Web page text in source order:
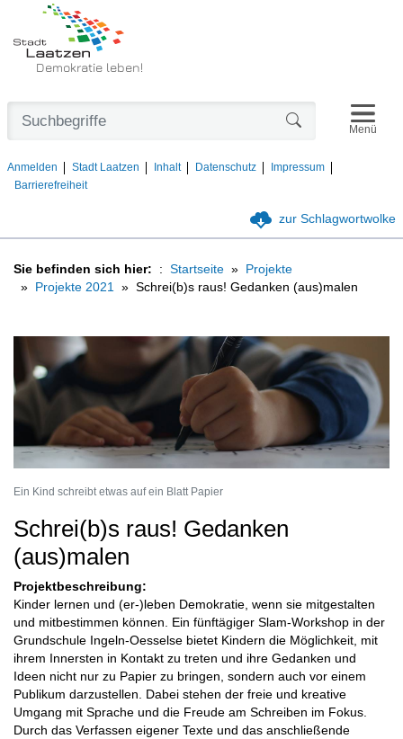
Demokratie leben!
Anmelden Stadt Laatzen Inhalt Datenschutz
Impressum
Barrierefreiheit
Menü
zur Schlagwortwolke
Sie befinden sich hier: Startseite
Projekte
Projekte 2021
Schrei(b)s raus! Gedanken (aus)malen
Ein Kind schreibt etwas auf ein Blatt Papier
Schrei(b)s raus! Gedanken
(aus)malen
Projektbeschreibung:
Kinder lernen und (er-)leben Demokratie, wenn sie mitgestalten
und mitbestimmen können. Ein fünftägiger Slam-Workshop in der
Grundschule Ingeln-Oesselse bietet Kindern die Möglichkeit, mit
ihrem Innersten in Kontakt zu treten und ihre Gedanken und
Ideen nicht nur zu Papier zu bringen, sondern auch vor einem
Publikum darzustellen. Dabei stehen der freie und kreative
Umgang mit Sprache und die Freude am Schreiben im Fokus.
Durch das Verfassen eigener Texte und das anschließende